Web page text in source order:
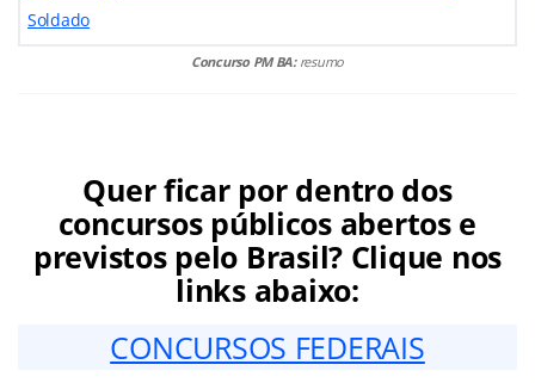
Soldado
Concurso PM BA: resumo
Quer ficar por dentro dos
concursos públicos abertos e
previstos pelo Brasil? Clique nos
links abaixo:
CONCURSOS FEDERAIS